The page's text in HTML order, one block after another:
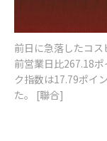
前日に急落したコ
前営業日比267.18
ク指数は17.79ポイ
た。 [聯合]